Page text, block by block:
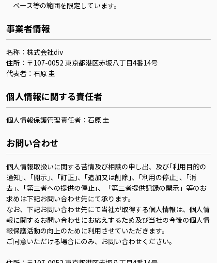
ベース等の範囲を限定しています。
事業者情報
名称：株式会社div
住所：〒107-0052 東京都港区赤坂八丁目4番14号
代表者：石原 圭
個人情報に関する責任者
個人情報保護管理責任者：石原 圭
お問い合わせ
個人情報取扱いに関する苦情及び相談の申し出、及び｢利用目的の
通知｣、｢開示｣、｢訂正｣、｢追加又は削除｣、｢利用の停止｣、｢消
去｣、｢第三者への提供の停止｣、「第三者提供記録の開示」等のお
求めは下記お問い合わせ先にて承ります。
なお、下記お問い合わせ先にて当社が取得する個人情報は、個人情
報に関するお問い合わせにお応えするため及び当社の今後の個人情
報保護活動の向上のために利用させていただきます。
ご同意いただける場合にのみ、お問い合わせください。